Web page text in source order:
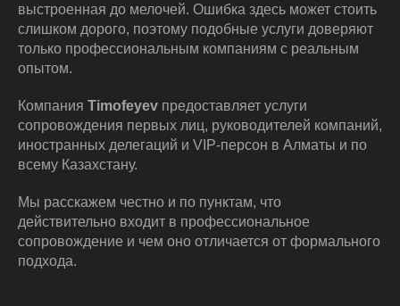
выстроенная до мелочей. Ошибка здесь может стоить
слишком дорого, поэтому подобные услуги доверяют
только профессиональным компаниям с реальным
опытом.
Компания Timofeyev предоставляет услуги
сопровождения первых лиц, руководителей компаний,
иностранных делегаций и VIP-персон в Алматы и по
всему Казахстану.
Мы расскажем честно и по пунктам, что
действительно входит в профессиональное
сопровождение и чем оно отличается от формального
подхода.